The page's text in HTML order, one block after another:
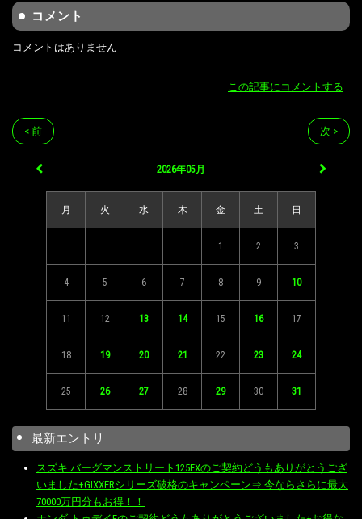
コメント
コメントはありません
この記事にコメントする
< 前 次 >
2026年05月
月 火 水 木 金 土 日
1 2 3
4 5 6 7 8 9 10
11 12 13 14 15 16 17
18 19 20 21 22 23 24
25 26 27 28 29 30 31
最新エントリ
スズキ バーグマンストリート125EXのご契約どうもありがとうござ
いました+GIXXERシリーズ破格のキャンペーン⇒ 今ならさらに最大
70000万円分もお得！！